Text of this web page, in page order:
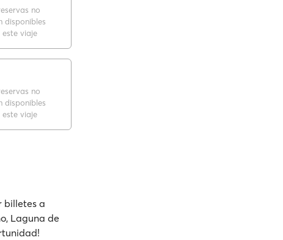
no
disponibles
este viaje
no
disponibles
este viaje
billetes a
Laguna de